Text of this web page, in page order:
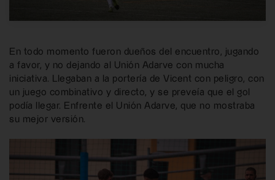
En todo momento fueron dueños del encuentro, jugando
a favor, y no dejando al Unión Adarve con mucha
iniciativa. Llegaban a la portería de Vicent con peligro, con
un juego combinativo y directo, y se preveía que el gol
podía llegar. Enfrente el Unión Adarve, que no mostraba
su mejor versión.